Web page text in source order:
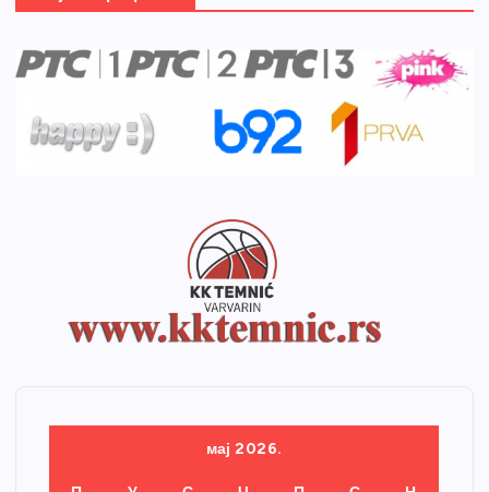
мај 2026.